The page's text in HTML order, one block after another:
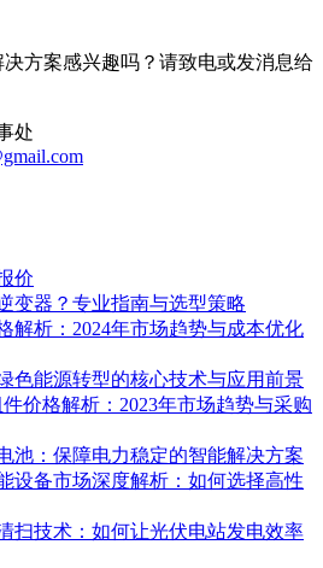
方案感兴趣吗？请致电或发消息给
处
价
变器？专业指南与选型策略
解析：2024年市场趋势与成本优化
色能源转型的核心技术与应用前景
价格解析：2023年市场趋势与采购
池：保障电力稳定的智能解决方案
设备市场深度解析：如何选择高性
扫技术：如何让光伏电站发电效率